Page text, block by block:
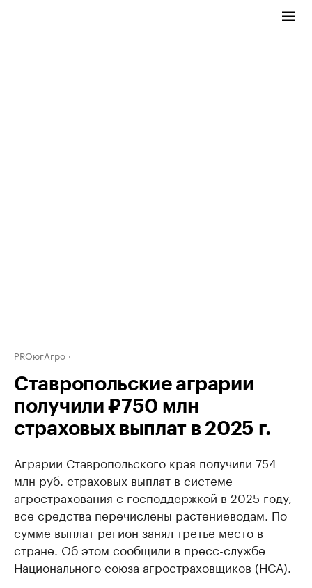
PROюгАгро
Ставропольские аграрии
получили ₽750 млн
страховых выплат в 2025 г.
Аграрии Ставропольского края получили 754
млн руб. страховых выплат в системе
агрострахования с господдержкой в 2025 году,
все средства перечислены растениеводам. По
сумме выплат регион занял третье место в
стране. Об этом сообщили в пресс-службе
Национального союза агростраховщиков (НСА).